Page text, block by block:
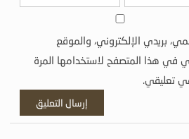
بريدي الإلكتروني، والموقع
في هذا المتصفح لاستخدامها المرة
تعليقي.